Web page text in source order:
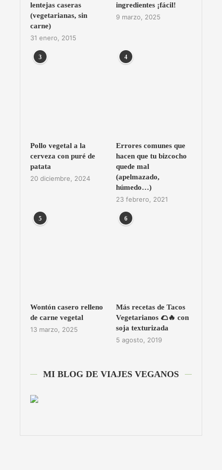
lentejas caseras
(vegetarianas, sin
carne)
31 enero, 2015
ingredientes ¡fácil!
9 marzo, 2025
3
Pollo vegetal a la
cerveza con puré de
patata
20 diciembre, 2024
4
Errores comunes que
hacen que tu bizcocho
quede mal
(apelmazado,
húmedo…)
23 febrero, 2021
5
Wontón casero relleno
de carne vegetal
13 marzo, 2025
6
Más recetas de Tacos
Vegetarianos 🌮🔥 con
soja texturizada
5 agosto, 2019
MI BLOG DE VIAJES VEGANOS